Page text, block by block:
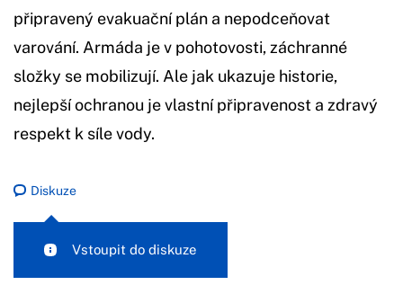
připravený evakuační plán a nepodceňovat
varování. Armáda je v pohotovosti, záchranné
složky se mobilizují. Ale jak ukazuje historie,
nejlepší ochranou je vlastní připravenost a zdravý
respekt k síle vody.
Diskuze
Vstoupit do diskuze